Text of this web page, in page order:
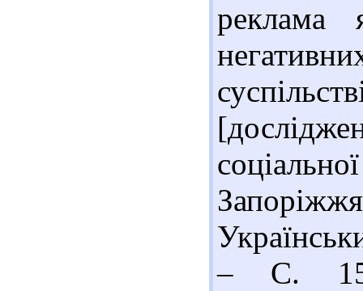
реклама
– С.